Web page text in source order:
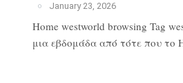
January 23, 2026
Home westworld browsing Tag
μια εβδομάδα από τότε που το